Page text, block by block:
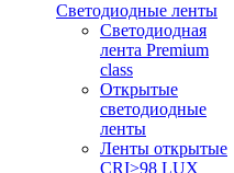
Светодиодные ленты
Светодиодная
лента Premium
class
Открытые
светодиодные
ленты
Ленты открытые
CRI>98 LUX